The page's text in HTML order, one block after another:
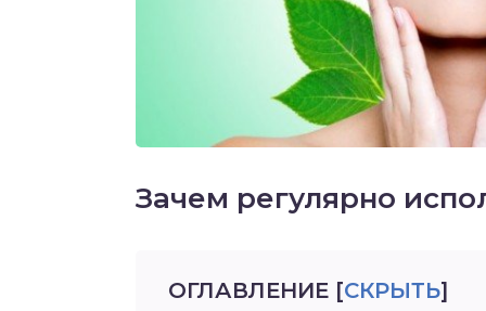
Зачем регулярно
ОГЛАВЛЕНИЕ [СКРЫТЬ]